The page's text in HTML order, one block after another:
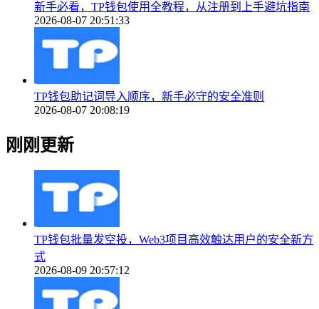
新手必看，TP钱包使用全教程，从注册到上手避坑指南
2026-08-07 20:51:33
TP钱包助记词导入顺序，新手必守的安全准则
2026-08-07 20:08:19
刚刚更新
TP钱包批量发空投，Web3项目高效触达用户的安全新方
式
2026-08-09 20:57:12